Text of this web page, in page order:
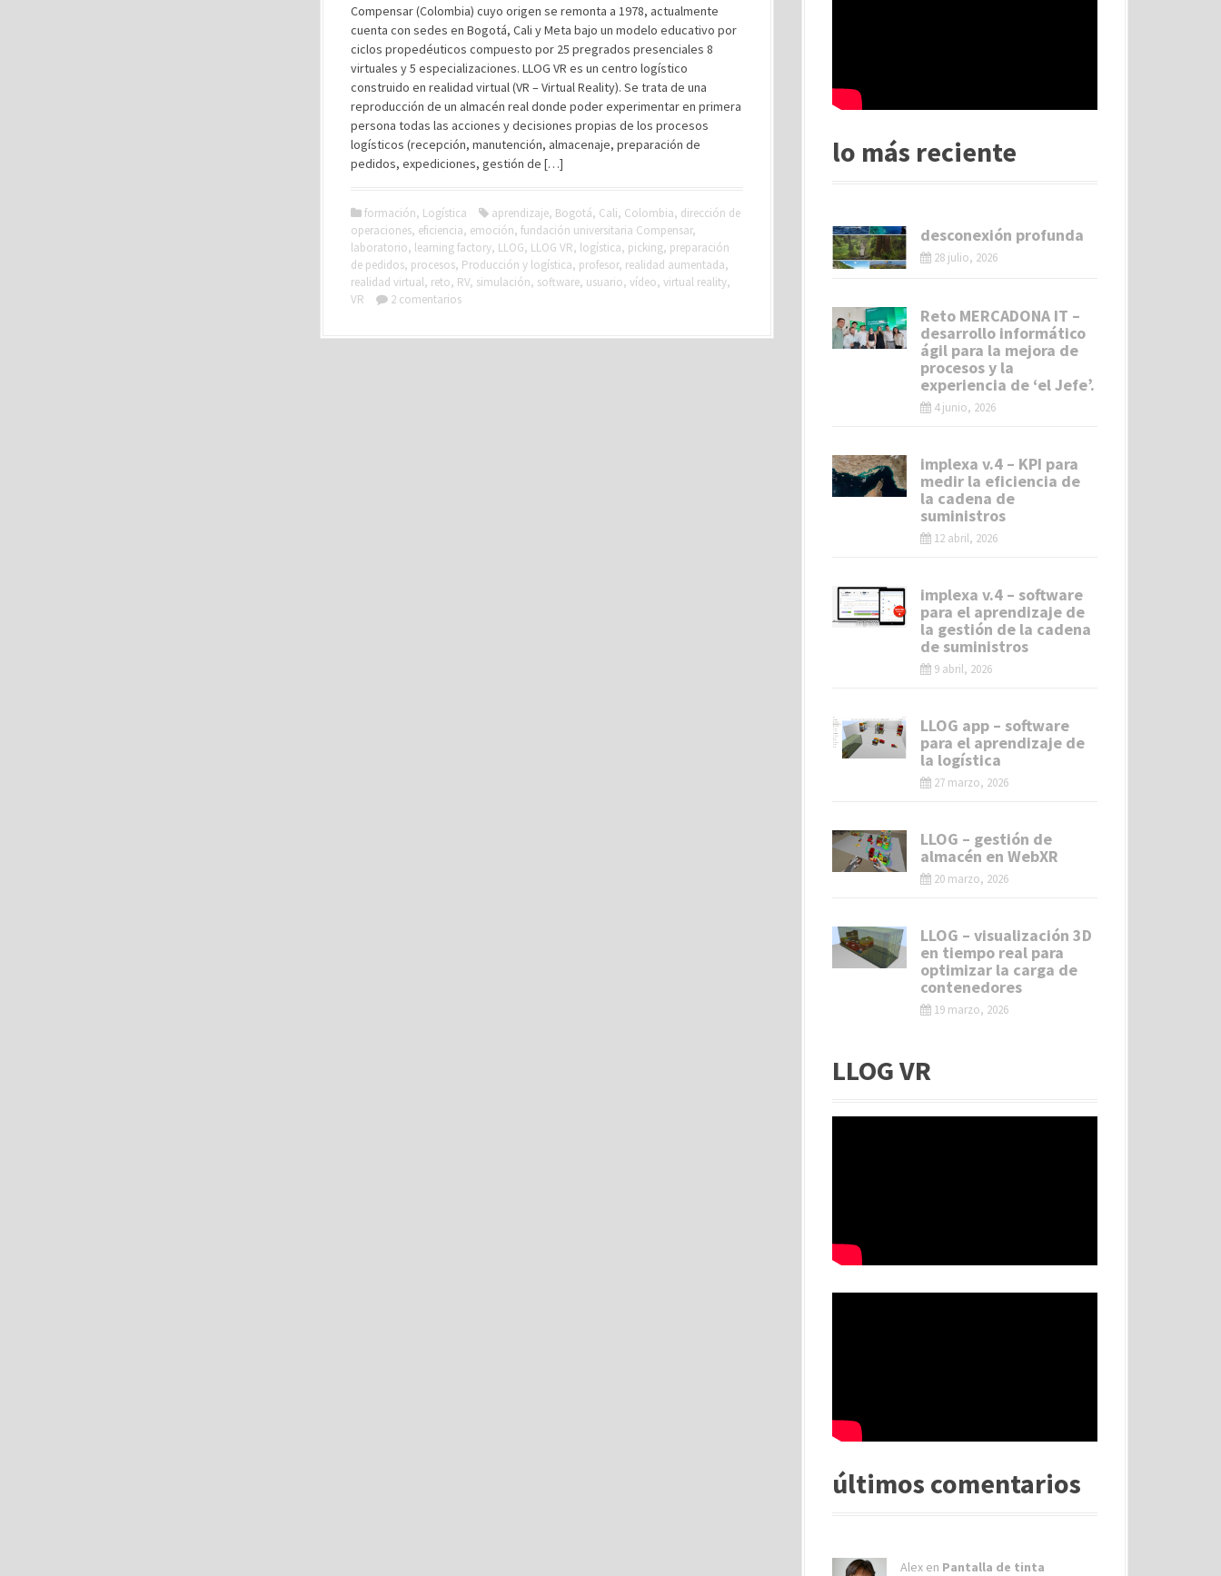
Compensar (Colombia) cuyo origen se remonta a 1978, actualmente
cuenta con sedes en Bogotá, Cali y Meta bajo un modelo educativo por
ciclos propedéuticos compuesto por 25 pregrados presenciales 8
virtuales y 5 especializaciones. LLOG VR es un centro logístico
construido en realidad virtual (VR – Virtual Reality). Se trata de una
reproducción de un almacén real donde poder experimentar en primera
persona todas las acciones y decisiones propias de los procesos
logísticos (recepción, manutención, almacenaje, preparación de
pedidos, expediciones, gestión de […]
formación, Logística aprendizaje, Bogotá, Cali, Colombia, dirección de
operaciones, eficiencia, emoción, fundación universitaria Compensar,
laboratorio, learning factory, LLOG, LLOG VR, logística, picking, preparación
de pedidos, procesos, Producción y logística, profesor, realidad aumentada,
realidad virtual, reto, RV, simulación, software, usuario, vídeo, virtual reality,
VR
2 comentarios
lo más reciente
desconexión profunda
28 julio, 2026
Reto MERCADONA IT –
desarrollo informático
ágil para la mejora de
procesos y la
experiencia de ‘el Jefe’.
4 junio, 2026
implexa v.4 – KPI para
medir la eficiencia de
la cadena de
suministros
12 abril, 2026
implexa v.4 – software
para el aprendizaje de
la gestión de la cadena
de suministros
9 abril, 2026
LLOG app – software
para el aprendizaje de
la logística
27 marzo, 2026
LLOG – gestión de
almacén en WebXR
20 marzo, 2026
LLOG – visualización 3D
en tiempo real para
optimizar la carga de
contenedores
19 marzo, 2026
LLOG VR
últimos comentarios
Alex en Pantalla de tinta